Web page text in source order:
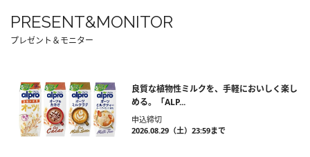
PRESENT&MONITOR
プレゼント＆モニター
良質な植物性ミルクを、手軽においしく楽し
める。「ALP...
申込締切
2026.08.29（土）23:59まで